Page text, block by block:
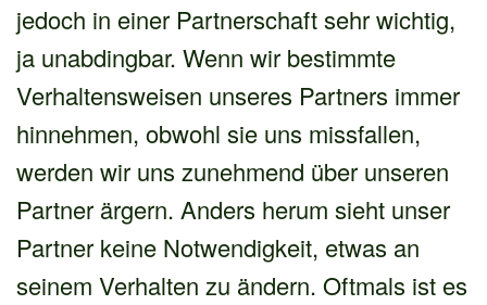
jedoch in einer Partnerschaft sehr wichtig,
ja unabdingbar. Wenn wir bestimmte
Verhaltensweisen unseres Partners immer
hinnehmen, obwohl sie uns missfallen,
werden wir uns zunehmend über unseren
Partner ärgern. Anders herum sieht unser
Partner keine Notwendigkeit, etwas an
seinem Verhalten zu ändern. Oftmals ist es